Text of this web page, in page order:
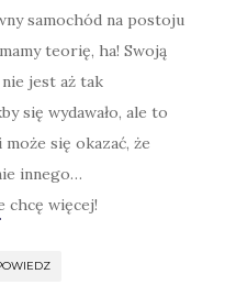
samochód na postoju
teorię, ha! Swoją
jest aż tak
się wydawało, ale to
się okazać, że
innego…
chcę więcej!